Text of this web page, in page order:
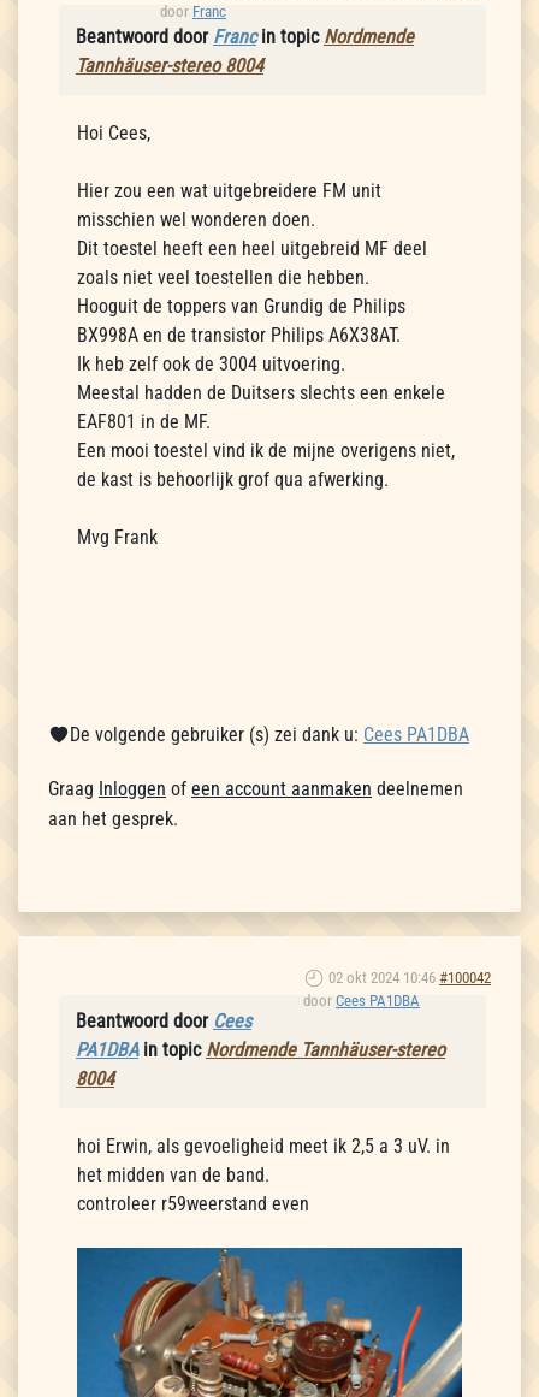
door Franc
Beantwoord door Francin topic Nordmende
Tannhäuser-stereo 8004
Hoi Cees,
Hier zou een wat uitgebreidere FM unit
misschien wel wonderen doen.
Dit toestel heeft een heel uitgebreid MF deel
zoals niet veel toestellen die hebben.
Hooguit de toppers van Grundig de Philips
BX998A en de transistor Philips A6X38AT.
Ik heb zelf ook de 3004 uitvoering.
Meestal hadden de Duitsers slechts een enkele
EAF801 in de MF.
Een mooi toestel vind ik de mijne overigens niet,
de kast is behoorlijk grof qua afwerking.
Mvg Frank
De volgende gebruiker (s) zei dank u: Cees PA1DBA
Graag Inloggen of een account aanmaken deelnemen
aan het gesprek.
02 okt 2024 10:46 #100042
door Cees PA1DBA
Beantwoord door Cees
PA1DBAin topic Nordmende Tannhäuser-stereo
8004
hoi Erwin, als gevoeligheid meet ik 2,5 a 3 uV. in
het midden van de band.
controleer r59weerstand even